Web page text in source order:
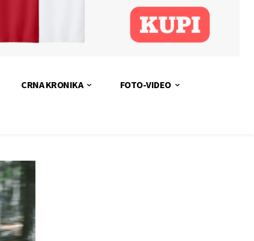
CRNA KRONIKA FOTO-VIDEO